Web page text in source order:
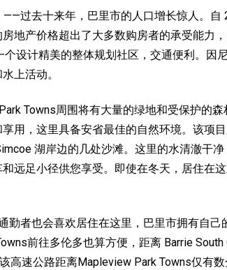
——过去十来年，巴里市的人口增长惊人。自
地产价格超出了大多数购房者的承受能力
设计精美的整体规划社区，交通便利。
上活动。
Towns周围将有大量的绿地和受保护的
用，这里具备安省最佳的自然环境。该项
湖岸边的几处沙滩。这里的水清澈干
远足小径供您享受。即使在冬天，居住在
勤者也会喜欢居住在这里，巴里市拥有自
前往多伦多也算方便，距离 Barrie
高速公路距离Mapleview Park Towns仅有